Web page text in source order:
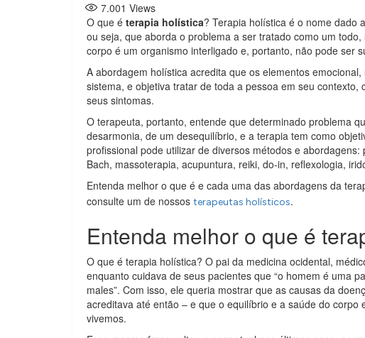
7.001 Views
O que é terapia holística? Terapia holística é o nome dado
ou seja, que aborda o problema a ser tratado como um
corpo é um organismo interligado e, portanto, não pode ser
A abordagem holística acredita que os elementos
sistema, e objetiva tratar de toda a pessoa em seu
seus sintomas.
O terapeuta, portanto, entende que determinado problema
desarmonia, de um desequilíbrio, e a terapia tem como
profissional pode utilizar de diversos métodos e
Bach, massoterapia, acupuntura, reiki, do-in, reflexologia,
Entenda melhor o que é e cada uma das abordagens da
consulte um de nossos terapeutas holísticos.
Entenda melhor o que é
O que é terapia holística? O pai da medicina ocidental,
enquanto cuidava de seus pacientes que “o homem é uma
males”. Com isso, ele queria mostrar que as causas da
acreditava até então – e que o equilíbrio e a saúde do
vivemos.